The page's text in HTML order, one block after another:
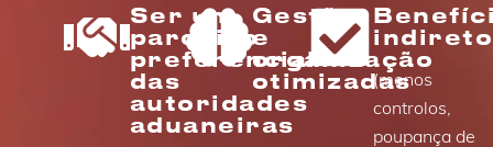
Ser um
parceiro
preferencial
das
autoridades
aduaneiras
Gestão
e
organização
otimizadas
(menos
controlos,
poupança de